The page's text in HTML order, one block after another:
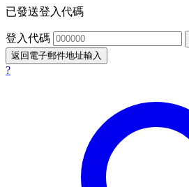
已發送登入代碼
登入代碼
返回電子郵件地址輸入
?